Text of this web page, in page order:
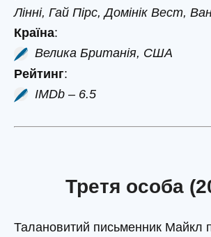
Лінні, Гай Пірс, Домінік Вест,
Країна:
Велика Британія, США
Рейтинг:
IMDb – 6.5
Третя особа
Талановитий письменник Майкл